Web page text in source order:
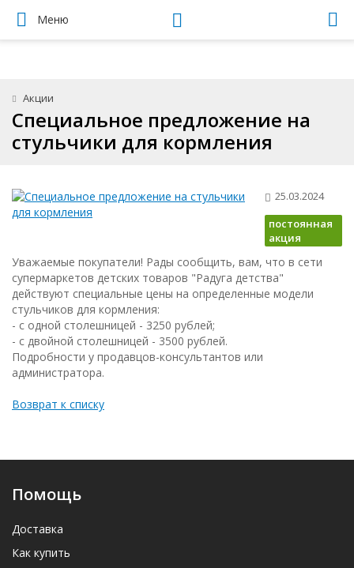
Меню
Акции
Специальное предложение на
стульчики для кормления
25.03.2024
постоянная
акция
Уважаемые покупатели! Рады сообщить, вам, что в сети
супермаркетов детских товаров "Радуга детства"
действуют специальные цены на определенные модели
стульчиков для кормления:
- с одной столешницей - 3250 рублей;
- с двойной столешницей - 3500 рублей.
Подробности у продавцов-консультантов или
администратора.
Возврат к списку
Помощь
Доставка
Как купить